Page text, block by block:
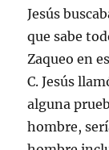
Jesús
que sabe
Zaqueo en
C. Jesús
alguna
hombre,